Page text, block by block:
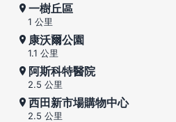
一樹丘區
1 公里
康沃爾公園
1.1 公里
阿斯科特醫院
2.5 公里
西田新市場購物中心
2.5 公里